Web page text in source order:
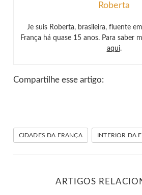
Roberta
Je suis Roberta, brasileira, fluente
França há quase 15 anos. Para saber
aqui.
Compartilhe esse artigo:
CIDADES DA FRANÇA INTERIOR DA
ARTIGOS